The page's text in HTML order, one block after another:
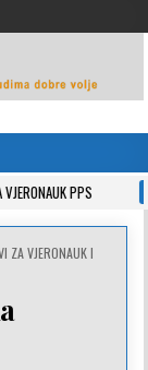
PPS 2021-05-
ZA VJERONAUK I